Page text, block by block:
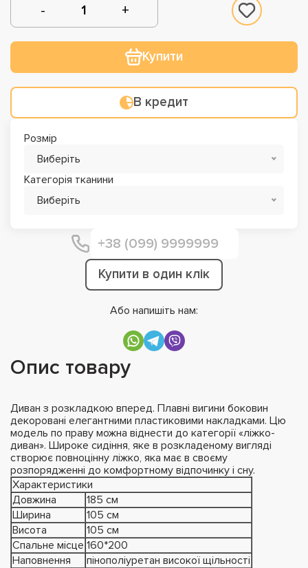
Купити
В кредит
Розмір
Виберіть
Категорія тканини
Виберіть
Купити в один клік
Або напишіть нам:
Опис товару
Диван з розкладкою вперед. Плавні вигини боковин
декоровані елегантними пластиковими накладками. Цю
модель по праву можна віднести до категорії «ліжко-
диван». Широке сидіння, яке в розкладеному вигляді
створює повноцінну ліжко, яка має в своєму
розпорядженні до комфортному відпочинку і сну.
Характеристики
Довжина
185 см
Ширина
105 см
Висота
105 см
Спальне місце 160*200
Наповнення
пінополіуретан високої щільності